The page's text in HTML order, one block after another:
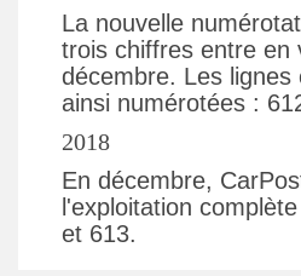
La nouvelle
trois chiffres entre en
décembre. Les lignes
ainsi numérotées :
2018
En décembre,
l'exploitation
et 613.